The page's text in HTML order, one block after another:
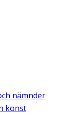
nämnder
konst